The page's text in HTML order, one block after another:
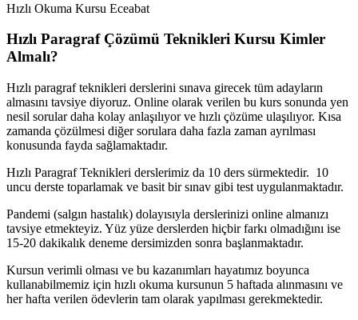
Hızlı Okuma Kursu Eceabat
Hızlı Paragraf Çözümü Teknikleri Kursu Kimler
Almalı?
Hızlı paragraf teknikleri derslerini sınava girecek tüm adayların
almasını tavsiye diyoruz. Online olarak verilen bu kurs sonunda yen
nesil sorular daha kolay anlaşılıyor ve hızlı çözüme ulaşılıyor. Kısa
zamanda çözülmesi diğer sorulara daha fazla zaman ayrılması
konusunda fayda sağlamaktadır.
Hızlı Paragraf Teknikleri derslerimiz da 10 ders sürmektedir. 10
uncu derste toparlamak ve basit bir sınav gibi test uygulanmaktadır.
Pandemi (salgın hastalık) dolayısıyla derslerinizi online almanızı
tavsiye etmekteyiz. Yüz yüze derslerden hiçbir farkı olmadığını ise
15-20 dakikalık deneme dersimizden sonra başlanmaktadır.
Kursun verimli olması ve bu kazanımları hayatımız boyunca
kullanabilmemiz için hızlı okuma kursunun 5 haftada alınmasını ve
her hafta verilen ödevlerin tam olarak yapılması gerekmektedir.